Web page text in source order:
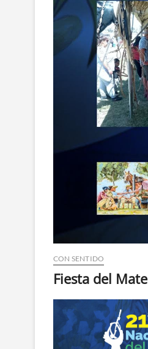
CON SENTIDO
Fiesta del Mate